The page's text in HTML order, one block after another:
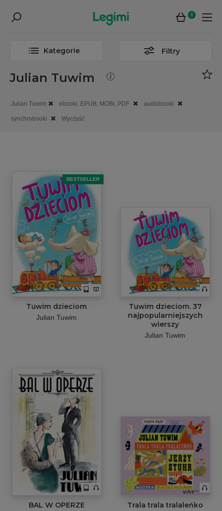
0
Kategorie Filtry
Julian Tuwim
Julian Tuwim ebooki: EPUB, MOBI, PDF audiobooki
synchrobooki Wyczyść
BESTSELLER
Tuwim dzieciom
Julian Tuwim
Tuwim dzieciom. 37
najpopularniejszych
wierszy
Julian Tuwim
BAL W OPERZE Trala trala tralaleńko